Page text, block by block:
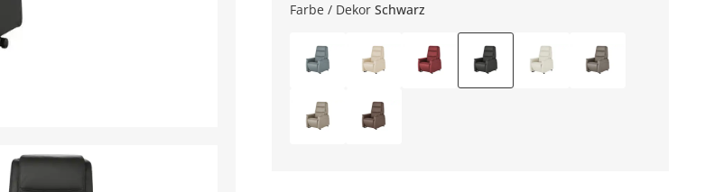
Farbe / Dekor Schwarz